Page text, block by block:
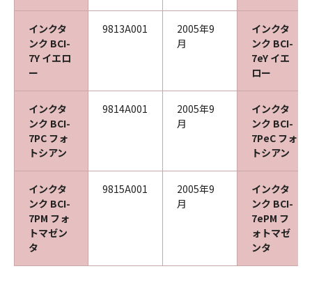
インクタ
ンク BCI-
7Y イエロ
ー
9813A001
2005年9
月
インクタ
ンク BCI-
7eY イエ
ロー
インクタ
ンク BCI-
7PC フォ
トシアン
9814A001
2005年9
月
インクタ
ンク BCI-
7PeC フォ
トシアン
インクタ
ンク BCI-
7PM フォ
トマゼン
タ
9815A001
2005年9
月
インクタ
ンク BCI-
7ePM フ
ォトマゼ
ンタ